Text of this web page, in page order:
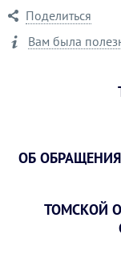
Поделиться
Вам была
ОБ
ТОМСКОЙ